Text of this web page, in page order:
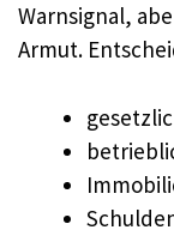
Warnsignal,
Armut.